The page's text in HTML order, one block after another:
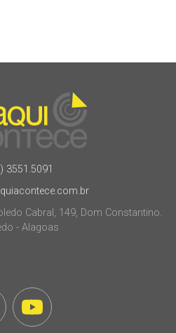
3551.5091
Cabral, 149, Dom Constantino.
- Alagoas